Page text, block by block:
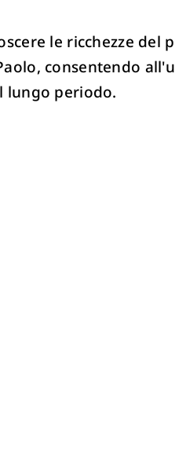
le ricchezze del
consentendo
lungo periodo.